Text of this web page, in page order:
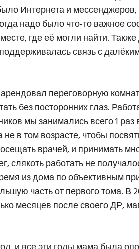
Интернета и
надо было что-то важное
где её могли найти. Также
связь с
переговорную
без посторонних глаз.
мы занимались всего 1 раз
в том возрасте, чтобы
врачей, и принимать
слякоть работать не
из дома по объективным
часть от первого тома. В
месяцев после своего ДР,